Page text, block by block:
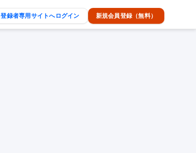
登録者専用サイトへログイン 新規会員登録（無料）